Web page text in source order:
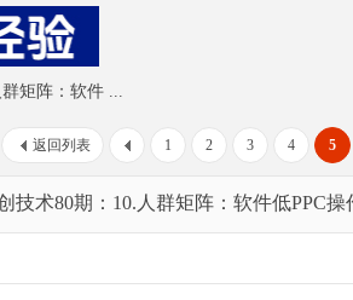
矩阵：软件 ...
1 2 3 4 5
返回列表
技术80期：10.人群矩阵：软件低PPC操